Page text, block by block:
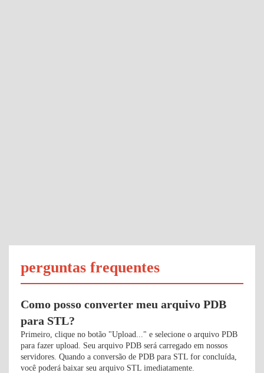
perguntas frequentes
Como posso converter meu arquivo PDB
para STL?
Primeiro, clique no botão "Upload..." e selecione o arquivo PDB
para fazer upload. Seu arquivo PDB será carregado em nossos
servidores. Quando a conversão de PDB para STL for concluída,
você poderá baixar seu arquivo STL imediatamente.